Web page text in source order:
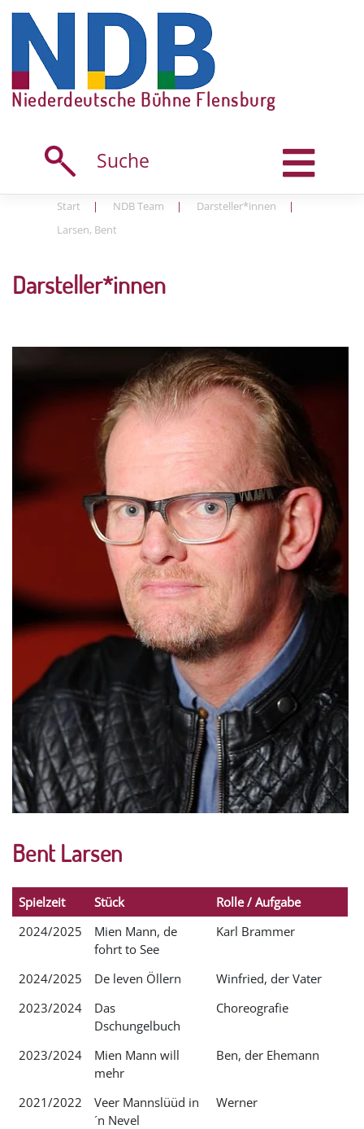
Skip
content
Niederdeutsche Bühne Flensburg
Suche
Start | NDB Team | Darsteller*innen
|
Larsen, Bent
Darsteller*innen
Bent Larsen
Spielzeit Stück
Rolle / Aufgabe
2024/2025
Mien Mann, de
fohrt to See
Karl Brammer
2024/2025 De leven Öllern
Winfried, der Vater
2023/2024
Das
Dschungelbuch
Choreografie
2023/2024
Mien Mann will
mehr
Ben, der Ehemann
2021/2022
Veer Mannslüüd in
´n Nevel
Werner